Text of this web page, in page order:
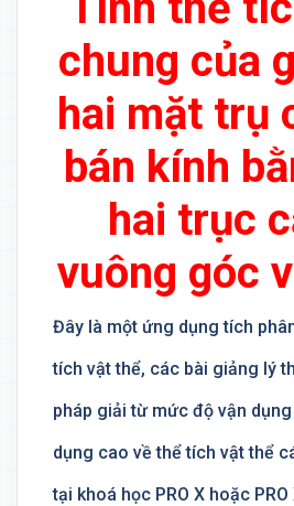
chung của
hai mặt trụ
bán kính
hai trục
vuông góc
Đây là một ứng dụng tích
tích vật thể, các bài giảng lý
pháp giải từ mức độ vận
dụng cao về thể tích vật thể
tại khoá học PRO X hoặc